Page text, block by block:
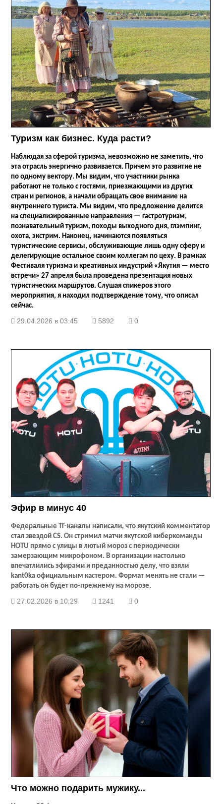
Туризм как бизнес. Куда расти?
Наблюдая за сферой туризма, невозможно не заметить, что
эта отрасль энергично развивается. Причем это развитие не
по одному вектору. Мы видим, что участники рынка
работают не только с гостями, приезжающими из других
стран и регионов, а начали обращать свое внимание на
внутреннего туриста. Мы видим, что предложение делится
на специализированные направления — гастротуризм,
познавательный туризм, походы выходного дня, глэмпинг,
охота, экстрим. Наконец, начинаются появляться
туристические сервисы, обслуживающие лишь одну сферу и
делегирующие остальное своим коллегам по цеху. В рамках
Фестиваля туризма и креативных индустрий «Якутия — место
встречи» 27 апреля была проведена презентация новых
туристических маршрутов. Слушая спикеров этого
мероприятия, я находил подтверждение тому, что описал
сейчас.
29.04.2026 в 03:45 5892 0
Эфир в минус 40
Федеральные ТГ-каналы написали, что якутский комментатор
стал звездойCS. Он стримил матчи якутской киберкоманды
HOTU прямо с улицы в лютый мороз с периодически
замерзающим микрофоном. В организации настолько
впечатлились эфирами и преданностью делу, что взяли
kant0ka официальным кастером. Формат менять не стали —
работать он будет по-прежнему на морозе.
27.02.2026 в 10:29 1241 0
Что можно подарить мужику...